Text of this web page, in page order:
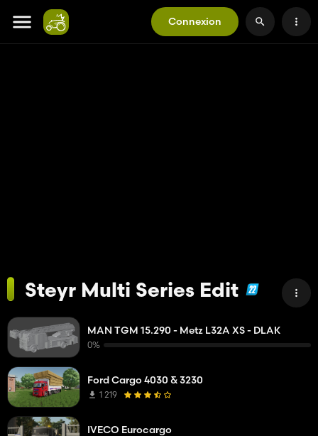
Connexion
Steyr Multi Series Edit
MAN TGM 15.290 - Metz L32A XS - DLAK
0%
Ford Cargo 4030 & 3230
1 219
IVECO Eurocargo